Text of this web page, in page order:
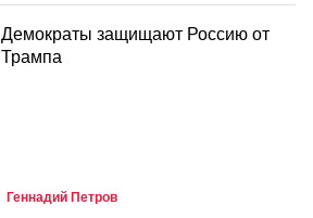
Демократы защищают Россию от
Трампа
Геннадий Петров